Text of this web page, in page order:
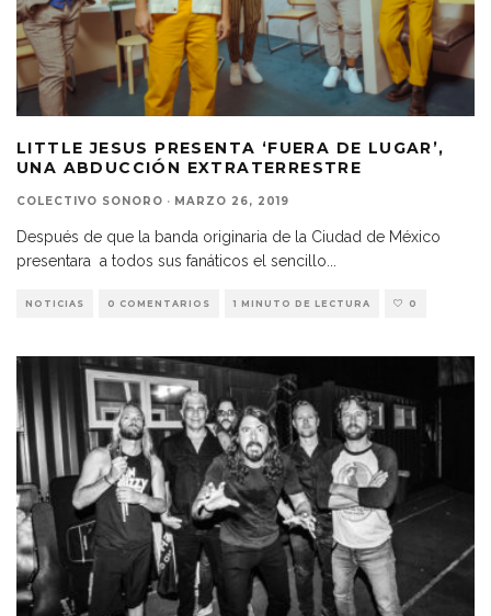
LITTLE JESUS PRESENTA ‘FUERA DE LUGAR’,
UNA ABDUCCIÓN EXTRATERRESTRE
COLECTIVO SONORO · MARZO 26, 2019
Después de que la banda originaria de la Ciudad de México
presentara a todos sus fanáticos el sencillo
NOTICIAS 0 COMENTARIOS 1 MINUTO DE LECTURA 0